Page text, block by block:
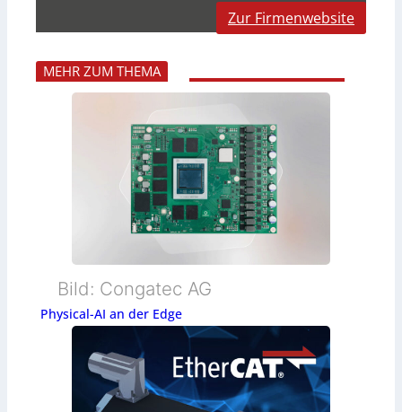
Zur Firmenwebsite
MEHR ZUM THEMA
Bild: Congatec AG
Physical-AI an der Edge